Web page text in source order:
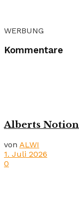
WERBUNG
Kommentare
Alberts
von ALWI
1. Juli 2026
0